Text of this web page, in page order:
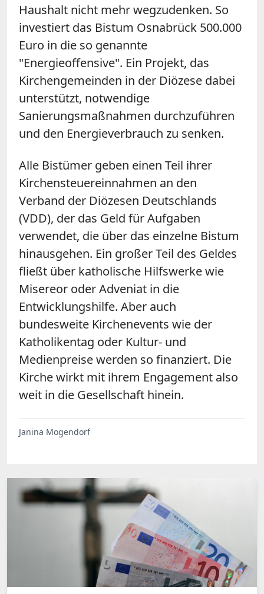
Haushalt nicht mehr wegzudenken. So
investiert das Bistum Osnabrück 500.000
Euro in die so genannte
"Energieoffensive". Ein Projekt, das
Kirchengemeinden in der Diözese dabei
unterstützt, notwendige
Sanierungsmaßnahmen durchzuführen
und den Energieverbrauch zu senken.
Alle Bistümer geben einen Teil ihrer
Kirchensteuereinnahmen an den
Verband der Diözesen Deutschlands
(VDD), der das Geld für Aufgaben
verwendet, die über das einzelne Bistum
hinausgehen. Ein großer Teil des Geldes
fließt über katholische Hilfswerke wie
Misereor oder Adveniat in die
Entwicklungshilfe. Aber auch
bundesweite Kirchenevents wie der
Katholikentag oder Kultur- und
Medienpreise werden so finanziert. Die
Kirche wirkt mit ihrem Engagement also
weit in die Gesellschaft hinein.
Janina Mogendorf